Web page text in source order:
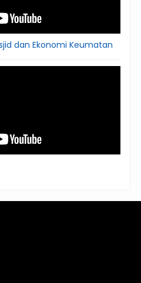
dan Ekonomi Keumatan